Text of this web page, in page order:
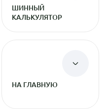
ШИННЫЙ
КАЛЬКУЛЯТОР
НА ГЛАВНУЮ